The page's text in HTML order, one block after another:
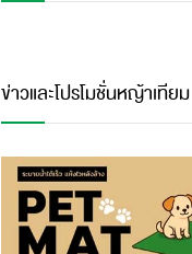
ข่าวและโปรโมชั่นหญ้าเทียม